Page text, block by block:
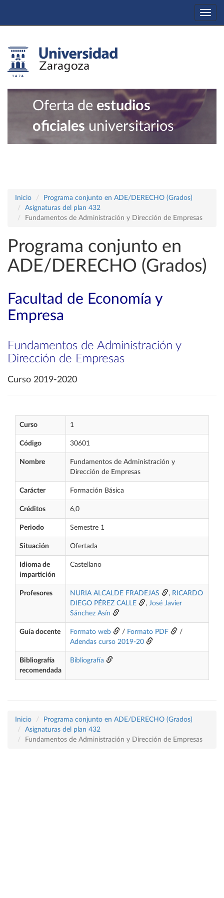
Oferta de estudios
oficiales universitarios
Inicio
Programa conjunto en ADE/DERECHO (Grados)
Asignaturas del plan 432
Fundamentos de Administración y Dirección de Empresas
Programa conjunto en
ADE/DERECHO (Grados)
Facultad de Economía y
Empresa
Fundamentos de Administración y
Dirección de Empresas
Curso 2019-2020
Curso 1
Código 30601
Nombre
Fundamentos de Administración y
Dirección de Empresas
Carácter Formación Básica
Créditos 6,0
Periodo Semestre 1
Situación Ofertada
Idioma de
impartición
Castellano
Profesores NURIA ALCALDE FRADEJAS , RICARDO
DIEGO PÉREZ CALLE
, José Javier
Sánchez Asín
Guía docente Formato web / Formato PDF
/
Adendas curso 2019-20
Bibliografía
recomendada
Bibliografía
Inicio
Programa conjunto en ADE/DERECHO (Grados)
Asignaturas del plan 432
Fundamentos de Administración y Dirección de Empresas